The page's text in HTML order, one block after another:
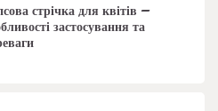
стрічка для квітів –
застосування та